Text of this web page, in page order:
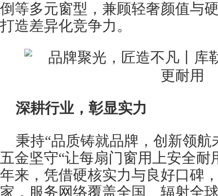
倒等多元窗型，兼顾轻奢颜值与
打造差异化竞争力。
深耕行业，彰显实力
秉持“品质铸就品牌，创新领
五金坚守“让每扇门窗用上安全耐
年来，凭借硬核实力与良好口碑
家，服务网络覆盖全国、辐射全